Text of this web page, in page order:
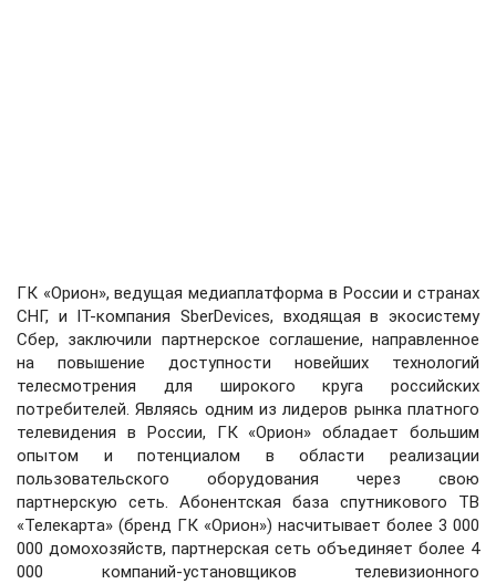
ГК «Орион», ведущая медиаплатформа в России и странах
СНГ, и IT-компания SberDevices, входящая в экосистему
Сбер, заключили партнерское соглашение, направленное
на повышение доступности новейших технологий
телесмотрения для широкого круга российских
потребителей. Являясь одним из лидеров рынка платного
телевидения в России, ГК «Орион» обладает большим
опытом и потенциалом в области реализации
пользовательского оборудования через свою
партнерскую сеть. Абонентская база спутникового ТВ
«Телекарта» (бренд ГК «Орион») насчитывает более 3 000
000 домохозяйств, партнерская сеть объединяет более 4
000 компаний-установщиков телевизионного